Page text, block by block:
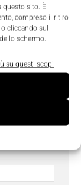
questo sito. È
compreso il ritiro
cliccando sul
schermo.
su questi scopi